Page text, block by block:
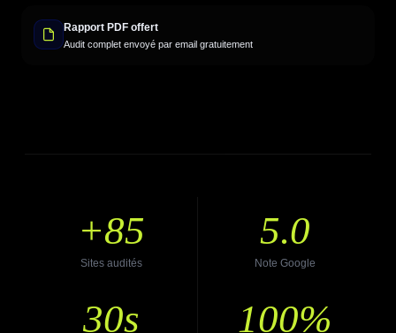
Rapport PDF offert
Audit complet envoyé par email gratuitement
+85
Sites audités
5.0
Note Google
30s 100%